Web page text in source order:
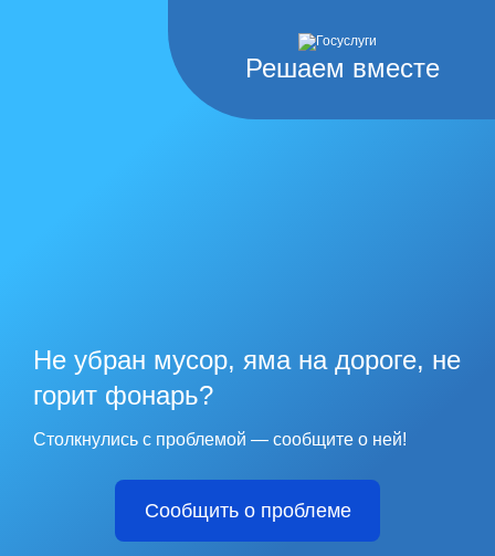
Решаем вместе
Не убран мусор, яма на дороге, не
горит фонарь?
Столкнулись с проблемой — сообщите о ней!
Сообщить о проблеме